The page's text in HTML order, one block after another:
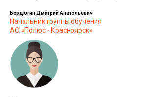
Бердюгин Дмитрий Анатольевич
Начальник группы обучения
АО «Полюс - Красноярск»